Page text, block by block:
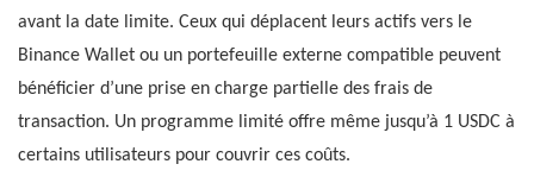
avant la date limite. Ceux qui déplacent leurs actifs vers le
Binance Wallet ou un portefeuille externe compatible peuvent
bénéficier d’une prise en charge partielle des frais de
transaction. Un programme limité offre même jusqu’à 1 USDC à
certains utilisateurs pour couvrir ces coûts.